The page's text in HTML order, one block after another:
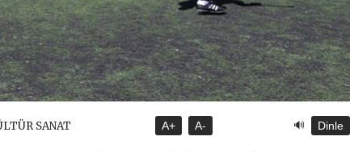
SANAT A+ A- 🔊 Dinle